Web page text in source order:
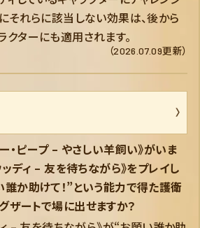
にそれらに該当しない効果は、後から
クターにも適用されます。
（2026.07.09更新）
・ピープ – やさしい羊飼い》がいま
ッディ – 友を待ちながら》をプレイし
誰か助けて！”という能力で得た護衛
ザートで場に出せますか？